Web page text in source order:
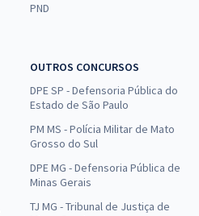
PND
OUTROS CONCURSOS
DPE SP - Defensoria Pública do
Estado de São Paulo
PM MS - Polícia Militar de Mato
Grosso do Sul
DPE MG - Defensoria Pública de
Minas Gerais
TJ MG - Tribunal de Justiça de